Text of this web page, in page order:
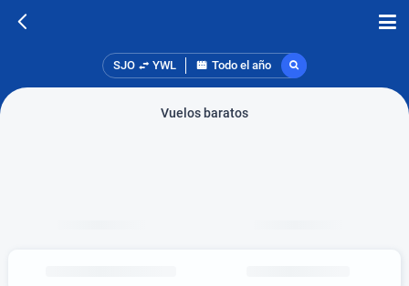
SJO YWL Todo el año
Vuelos baratos